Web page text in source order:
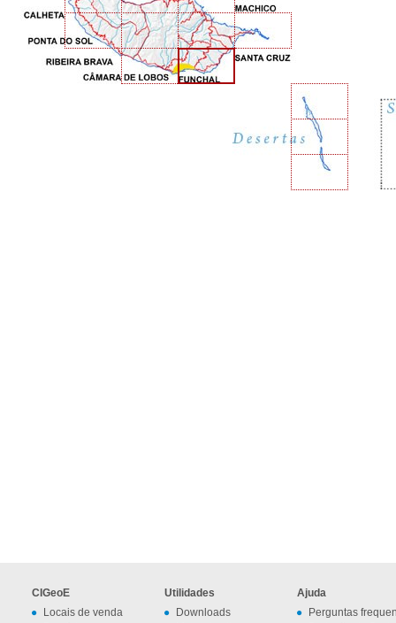
CIGeoE
Locais de venda
Utilidades
Downloads
Ajuda
Perguntas